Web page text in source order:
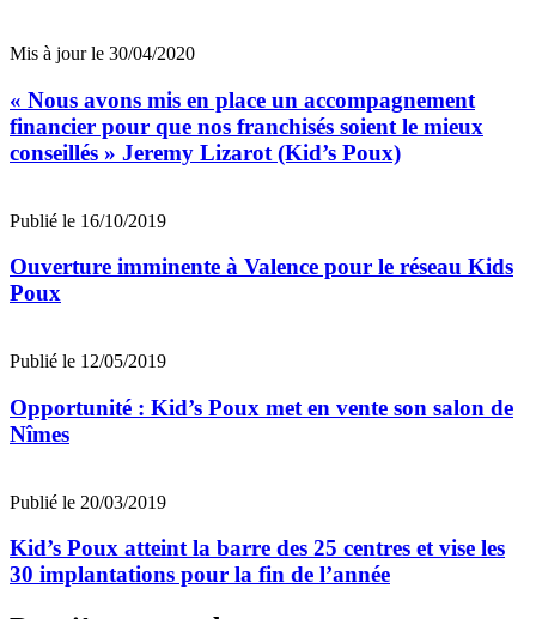
Mis à jour le 30/04/2020
« Nous avons mis en place un accompagnement
financier pour que nos franchisés soient le mieux
conseillés » Jeremy Lizarot (Kid’s Poux)
Publié le 16/10/2019
Ouverture imminente à Valence pour le réseau Kids
Poux
Publié le 12/05/2019
Opportunité : Kid’s Poux met en vente son salon de
Nîmes
Publié le 20/03/2019
Kid’s Poux atteint la barre des 25 centres et vise les
30 implantations pour la fin de l’année